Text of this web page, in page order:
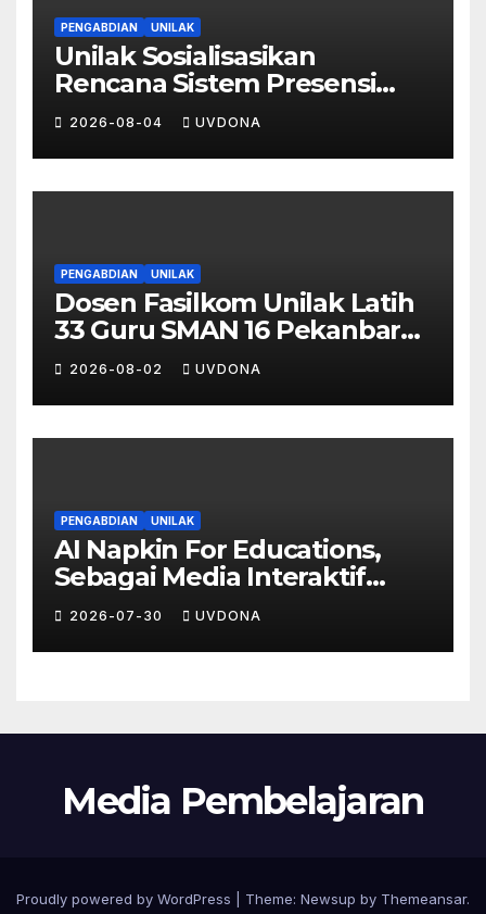
PENGABDIAN UNILAK
Unilak Sosialisasikan
Rencana Sistem Presensi
Digital Berbasis Pengenalan
Wajah di SMA Negeri 1
Kateman
2026-08-04 UVDONA
PENGABDIAN UNILAK
Dosen Fasilkom Unilak Latih
33 Guru SMAN 16 Pekanbaru
Gelar Ujian Digital Berbasis
Kecerdasan Buatan
2026-08-02 UVDONA
PENGABDIAN UNILAK
AI Napkin For Educations,
Sebagai Media Interaktif
Peningkatkan Partisipasi dan
Stimulus Pembelajaran Siswa
2026-07-30 UVDONA
Media Pembelajaran
Proudly powered by WordPress Theme: Newsup by Themeansar.